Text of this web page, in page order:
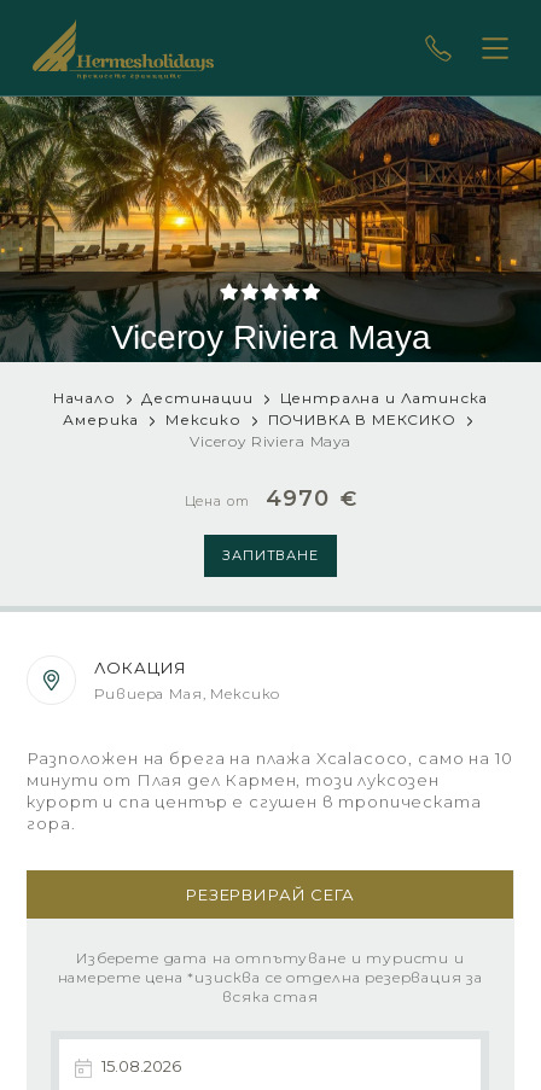
Viceroy Riviera Maya
Начало Дестинации
Централна и Латинска
Америка
Мексико
ПОЧИВКА В МЕКСИКО
Viceroy Riviera Maya
Цена от 4970 €
ЗАПИТВАНЕ
ЛОКАЦИЯ
Ривиера Мая, Мексико
Разположен на брега на плажа Xcalacoco, само на 10
минути от Плая дел Кармен, този луксозен
курорт и спа център е сгушен в тропическата
гора.
РЕЗЕРВИРАЙ СЕГА
Изберете дата на отпътуване и туристи и
намерете цена *изисква се отделна резервация за
всяка стая